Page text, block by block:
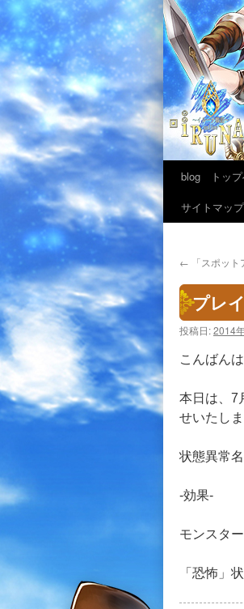
blog トップ
サイトマップ
← 「スポッ
プレ
投稿日:2014
こんばん
本日は、7
せいたしま
状態異常
-効果-
モンスタ
「恐怖」